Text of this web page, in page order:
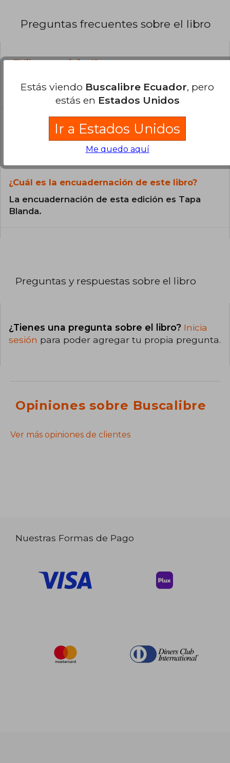
Preguntas frecuentes sobre el libro
¿El libro es original?
catálogo son Originales.
¿En qué Idioma está escrito el
El libro está escrito en Español.
¿Cuál es la encuadernación de este libro?
La encuadernación de esta edición es Tapa
Blanda.
Preguntas y respuestas sobre el libro
¿Tienes una pregunta sobre el libro? Inicia
sesión para poder agregar tu propia pregunta.
Opiniones sobre Buscalibre
Ver más opiniones de clientes
Nuestras Formas de Pago
Estás viendo Buscalibre Ecuador, pero
estás en Estados Unidos
Ir a Estados Unidos
Me quedo aquí